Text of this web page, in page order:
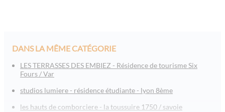
DANS LA MÊME CATÉGORIE
LES TERRASSES DES EMBIEZ - Résidence de tourisme Six
Fours / Var
studios lumiere - résidence étudiante - lyon 8ème
les hauts de comborciere - la toussuire 1750 / savoie